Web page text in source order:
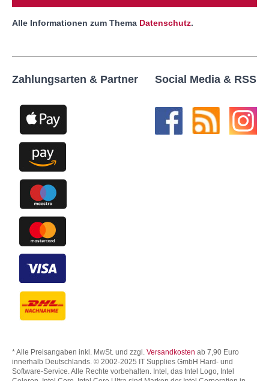
Alle Informationen zum Thema Datenschutz.
Zahlungsarten & Partner Social Media & RSS
* Alle Preisangaben inkl. MwSt. und zzgl. Versandkosten ab 7,90 Euro
innerhalb Deutschlands. © 2002-2025 IT Supplies GmbH Hard- und
Software-Service. Alle Rechte vorbehalten. Intel, das Intel Logo, Intel